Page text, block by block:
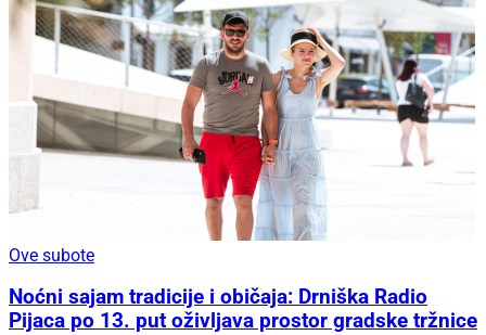
Ove subote
Noćni sajam tradicije i običaja: Drniška Radio
Pijaca po 13. put oživljava prostor gradske tržnice